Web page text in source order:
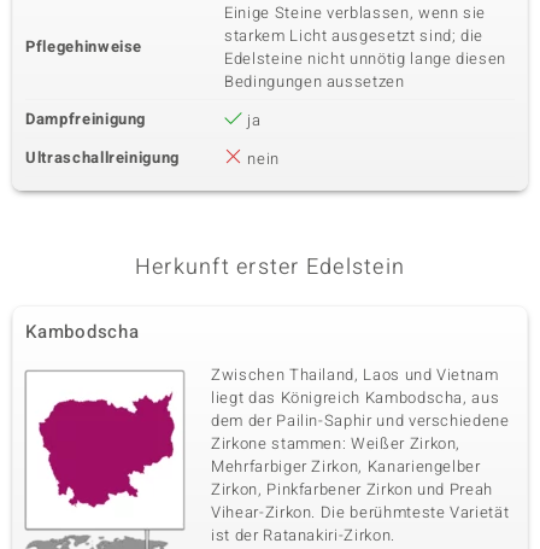
Pflegehinweise
Einige Steine verblassen, wenn sie
starkem Licht ausgesetzt sind; die
Edelsteine nicht unnötig lange diesen
Bedingungen aussetzen
Dampfreinigung
ja
Ultraschallreinigung
nein
Herkunft erster Edelstein
Kambodscha
Zwischen Thailand, Laos und Vietnam
liegt das Königreich Kambodscha, aus
dem der Pailin-Saphir und verschiedene
Zirkone stammen: Weißer Zirkon,
Mehrfarbiger Zirkon, Kanariengelber
Zirkon, Pinkfarbener Zirkon und Preah
Vihear-Zirkon. Die berühmteste Varietät
ist der Ratanakiri-Zirkon.